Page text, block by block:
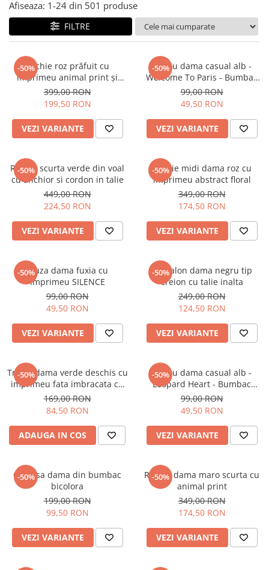
Tricouri si topuri
Rochii de eveniment
Afiseaza: 1-24 din 501 produse
FILTRE
-50%Rochie roz prăfuit cu
imprimeu animal print și
curea
399,00 RON
199,50 RON
VEZI VARIANTE
-50%
Tricou dama casual alb -
Welcome To Paris - Bumbac
Organic
99,00 RON
49,50 RON
VEZI VARIANTE
-50%
Rochie scurta verde din voal
cu anchior si cordon in talie
449,00 RON
224,50 RON
VEZI VARIANTE
-50%
Rochie midi dama roz cu
imprimeu abstract floral
349,00 RON
174,50 RON
VEZI VARIANTE
-50%Bluza dama fuxia cu
imprimeu SILENCE
99,00 RON
49,50 RON
VEZI VARIANTE
-50%
Pantalon dama negru tip
creion cu talie inalta
249,00 RON
124,50 RON
VEZI VARIANTE
-50%
Tricou dama verde deschis cu
imprimeu fata imbracata cu
alb si inghetata in mana
169,00 RON
84,50 RON
ADAUGA IN COS
-50%
Tricou dama casual alb -
Leopard Heart - Bumbac
Organic
99,00 RON
49,50 RON
VEZI VARIANTE
-50%
Camasa dama din bumbac
bicolora
199,00 RON
99,50 RON
VEZI VARIANTE
-50%
Rochie dama maro scurta cu
animal print
349,00 RON
174,50 RON
VEZI VARIANTE